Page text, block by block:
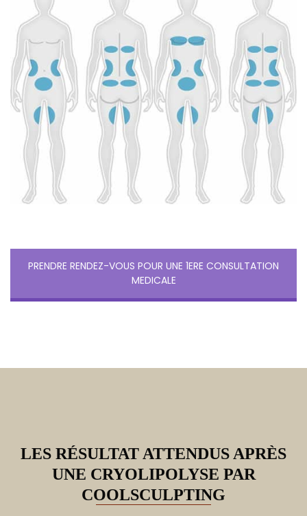
PRENDRE RENDEZ-VOUS POUR UNE 1ERE CONSULTATION
MEDICALE
LES RÉSULTAT ATTENDUS APRÈS
UNE CRYOLIPOLYSE PAR
COOLSCULPTING